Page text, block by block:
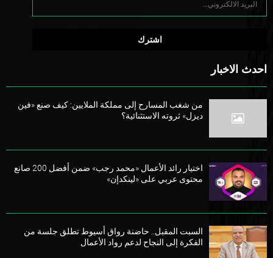
احدث الاخبار
من شغب المسارح إلى مملكة الملايين: كيف صنع «فين
ديزل» ثروته الاستثنائية؟
اختيار رائد الأعمال «محمد رجب» ضمن أفضل 200 صانع
محتوى عربي على «لينكدإن»
السبت المقبل.. حاضنة رواق أسيوط تطلق جلسة من
الفكرة إلى النجاح لدعم رواد الأعمال